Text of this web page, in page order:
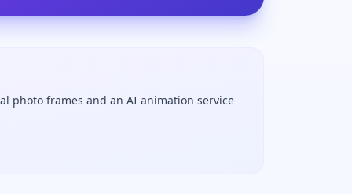
photo frames and an AI animation service